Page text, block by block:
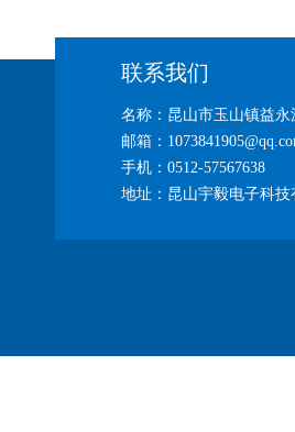
联系我们
名称：昆山市玉山镇益永
邮箱：
手机：0512-57567638
地址：昆山宇毅电子科技